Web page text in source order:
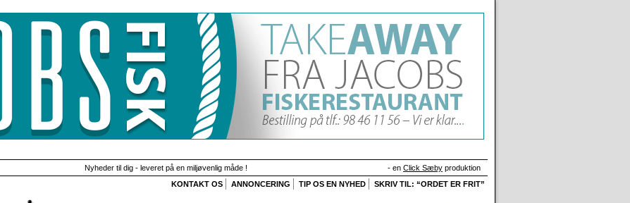
Nyheder til dig - leveret på en miljøvenlig måde ! - en Click Sæby produktion
KONTAKT OS
ANNONCERING TIP OS EN NYHED SKRIV TIL: “ORDET ER FRIT”